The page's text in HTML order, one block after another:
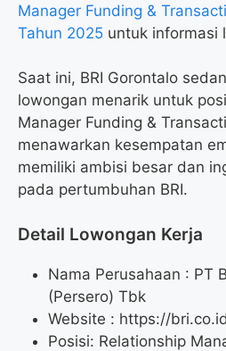
Manager Funding &
Tahun 2025 untuk informasi
Saat ini, BRI Gorontalo
lowongan menarik untuk
Manager Funding &
menawarkan kesempatan
memiliki ambisi besar dan
pada pertumbuhan BRI.
Detail Lowongan Kerja
Nama Perusahaan : PT
(Persero) Tbk
Website : https://
Posisi: Relationship